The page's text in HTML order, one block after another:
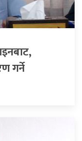
गर्ने